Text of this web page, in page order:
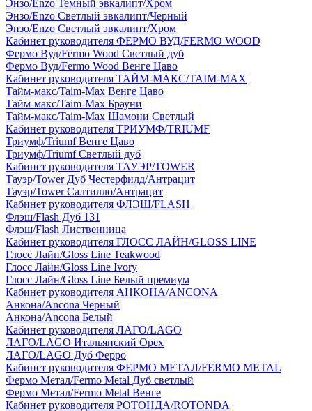
Энзо/Enzo Темный эвкалипт/Хром
Энзо/Enzo Светлый эвкалипт/Черный
Энзо/Enzo Светлый эвкалипт/Хром
Кабинет руководителя ФЕРМО ВУД/FERMO WOOD
Фермо Вуд/Fermo Wood Светлый дуб
Фермо Вуд/Fermo Wood Венге Цаво
Кабинет руководителя ТАЙМ-МАКС/TAIM-MAX
Тайм-макс/Taim-Max Венге Цаво
Тайм-макс/Taim-Max Брауни
Тайм-макс/Taim-Max Шамони Светлый
Кабинет руководителя ТРИУМФ/TRIUMF
Триумф/Triumf Венге Цаво
Триумф/Triumf Светлый дуб
Кабинет руководителя ТАУЭР/TOWER
Тауэр/Tower Дуб Честерфилд/Антрацит
Тауэр/Tower Салтилло/Антрацит
Кабинет руководителя ФЛЭШ/FLASH
Флэш/Flash Дуб 131
Флэш/Flash Лиственница
Кабинет руководителя ГЛОСС ЛАЙН/GLOSS LINE
Глосс Лайн/Gloss Line Teakwood
Глосс Лайн/Gloss Line Ivory
Глосс Лайн/Gloss Line Белый премиум
Кабинет руководителя АНКОНА/ANCONA
Анкона/Ancona Черный
Анкона/Ancona Белый
Кабинет руководителя ЛАГО/LAGO
ЛАГО/LAGO Итальянский Орех
ЛАГО/LAGO Дуб Ферро
Кабинет руководителя ФЕРМО МЕТАЛ/FERMO METAL
Фермо Метал/Fermo Metal Дуб светлый
Фермо Метал/Fermo Metal Венге
Кабинет руководителя РОТОНДА/ROTONDA